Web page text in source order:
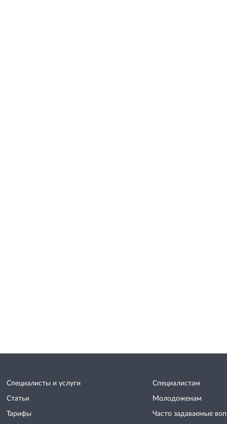
Специалисты и услуги
Статьи
Тарифы
Специалистам
Молодоженам
Часто задаваемые